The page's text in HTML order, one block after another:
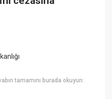
tamamını burada okuyun: